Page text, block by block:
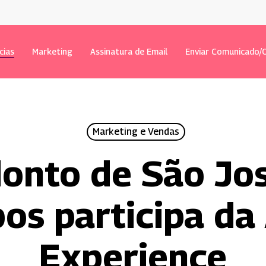
Marketing Assinatura de Email Enviar Comunicado/
Marketing e Vendas
de São
participa da
Experience